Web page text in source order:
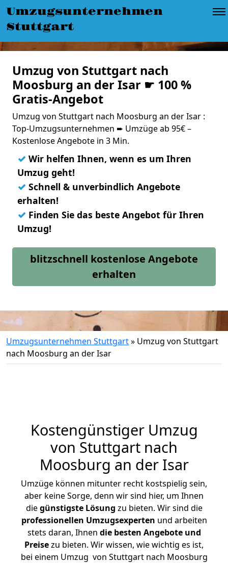
Umzugsunternehmen
Stuttgart
Umzug von Stuttgart nach
Moosburg an der Isar ☛ 100 %
Gratis-Angebot
Umzug von Stuttgart nach Moosburg an der Isar :
Top-Umzugsunternehmen ➨ Umzüge ab 95€ –
Kostenlose Angebote in 3 Min.
✓ Wir helfen Ihnen, wenn es um Ihren
Umzug geht!
✓ Schnell & unverbindlich Angebote
erhalten!
✓ Finden Sie das beste Angebot für Ihren
Umzug!
blitzschnell kostenlose Angebote
erhalten
Umzugsunternehmen Stuttgart» Umzug von Stuttgart
nach Moosburg an der Isar
Kostengünstiger Umzug
von Stuttgart nach
Moosburg an der Isar
Umzüge können mitunter recht kostspielig sein,
aber keine Sorge, denn wir sind hier, um Ihnen
diegünstigste Lösung zu bieten. Wir sind die
professionellen Umzugsexperten und arbeiten
stets daran, Ihnen die besten Angebote und
Preisezu bieten. Wir wissen, wie wichtig es ist,
bei einem Umzug von Stuttgart nach Moosburg